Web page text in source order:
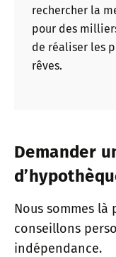
rechercher la
pour des
de réaliser les
rêves.
Demander
Nous sommes là
conseillons
indépendance.